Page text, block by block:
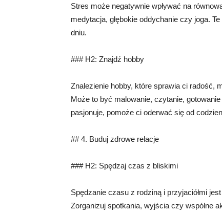
Stres może negatywnie wpływać na
medytacja, głębokie oddychanie czy joga.
dniu.
### H2: Znajdź hobby
Znalezienie hobby, które sprawia ci radość,
Może to być malowanie, czytanie,
pasjonuje, pomoże ci oderwać się od
## 4. Buduj zdrowe relacje
### H2: Spędzaj czas z bliskimi
Spędzanie czasu z rodziną i przyjaciółmi
Zorganizuj spotkania, wyjścia czy wspólne